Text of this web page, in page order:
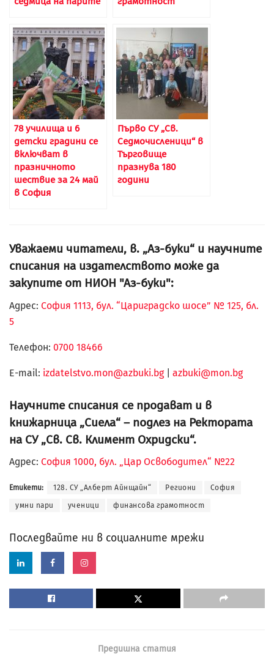
78 училища и 6
детски градини се
включват в
празничното
шествие за 24 май
в София
Първо СУ „Св.
Седмочисленици“ в
Търговище
празнува 180
години
Уважаеми читатели, в. „Аз-буки“ и научните
списания на издателството може да
закупите от НИОН "Аз-буки":
Адрес: София 1113, бул. “Цариградско шосе” № 125, бл.
5
Телефон: 0700 18466
Е-mail: izdatelstvo.mon@azbuki.bg| azbuki@mon.bg
Научните списания се продават и в
книжарница „Сиела“ – подлез на Ректората
на СУ „Св. Св. Климент Охридски“.
Адрес: София 1000, бул. „Цар Освободител“ №22
Етикети: 128. СУ „Алберт Айнщайн“ Региони София
умни пари ученици финансова грамотност
Последвайте ни в социалните мрежи
Предишна статия